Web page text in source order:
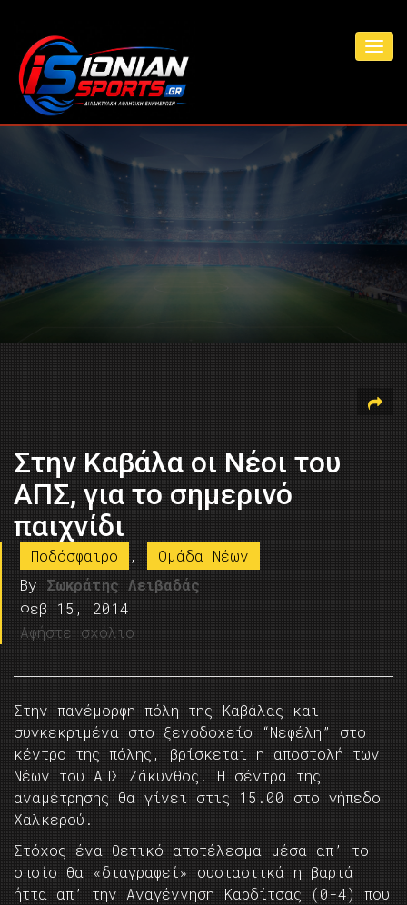
Στην Καβάλα οι Νέοι του
ΑΠΣ, για το σημερινό
παιχνίδι
Ποδόσφαιρο ,
Ομάδα Νέων
By Σωκράτης Λειβαδάς
Φεβ 15, 2014
Αφήστε σχόλιο
Στην πανέμορφη πόλη της Καβάλας και
συγκεκριμένα στο ξενοδοχείο “Νεφέλη” στο
κέντρο της πόλης, βρίσκεται η αποστολή των
Νέων του ΑΠΣ Ζάκυνθος. Η σέντρα της
αναμέτρησης θα γίνει στις 15.00 στο γήπεδο
Χαλκερού.
Στόχος ένα θετικό αποτέλεσμα μέσα απ’ το
οποίο θα «διαγραφεί» ουσιαστικά η βαριά
ήττα απ’ την Αναγέννηση Καρδίτσας (0-4) που